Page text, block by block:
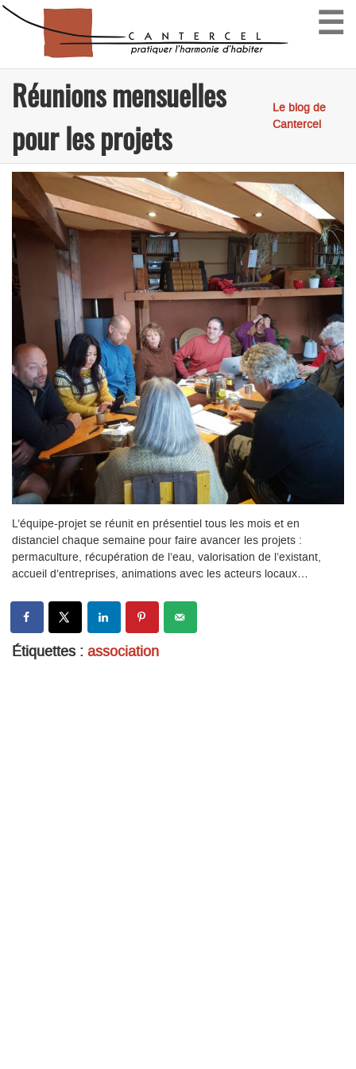
☰
Réunions mensuelles
pour les projets
Le blog de
Cantercel
L’équipe-projet se réunit en présentiel tous les mois et en
distanciel chaque semaine pour faire avancer les projets :
permaculture, récupération de l’eau, valorisation de l’existant,
accueil d’entreprises, animations avec les acteurs locaux…
Étiquettes : association